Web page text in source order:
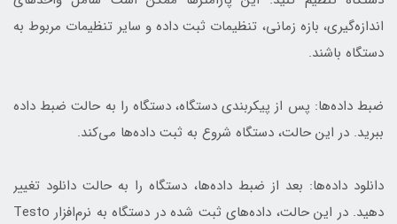
اندازه‌گیری، بازه زمانی، تنظیمات ثبت داده و سایر تنظیمات مربوط به
دستگاه باشند.
ضبط داده‌ها: پس از پیکربندی دستگاه، دستگاه را به حالت ضبط داده
ببرید. در این حالت، دستگاه شروع به ثبت داده‌ها می‌کند.
دانلود داده‌ها: بعد از ضبط داده‌ها، دستگاه را به حالت دانلود تغییر
دهید. در این حالت، داده‌های ثبت شده در دستگاه به نرم‌افزار Testo